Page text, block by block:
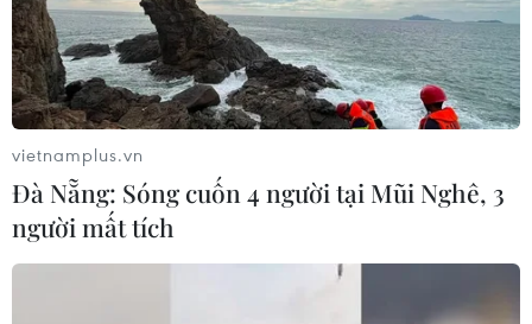
vietnamplus.vn
Đà Nẵng: Sóng cuốn 4 người tại Mũi Nghê, 3
người mất tích